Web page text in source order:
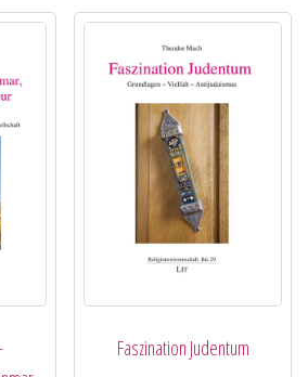
Faszination Judentum